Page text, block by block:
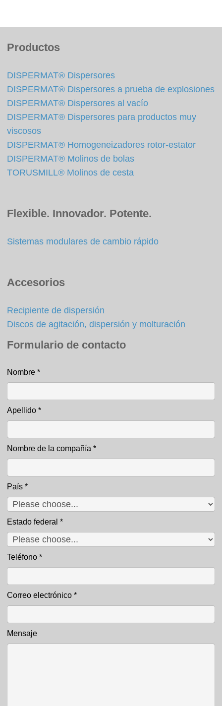
Productos
DISPERMAT® Dispersores
DISPERMAT® Dispersores a prueba de explosiones
DISPERMAT® Dispersores al vacío
DISPERMAT® Dispersores para productos muy
viscosos
DISPERMAT® Homogeneizadores rotor-estator
DISPERMAT® Molinos de bolas
TORUSMILL® Molinos de cesta
Flexible. Innovador. Potente.
Sistemas modulares de cambio rápido
Accesorios
Recipiente de dispersión
Discos de agitación, dispersión y molturación
Formulario de contacto
Formulario de contacto
Nombre *
Apellido *
Nombre de la compañía *
País *
Estado federal *
Teléfono *
Correo electrónico *
Mensaje